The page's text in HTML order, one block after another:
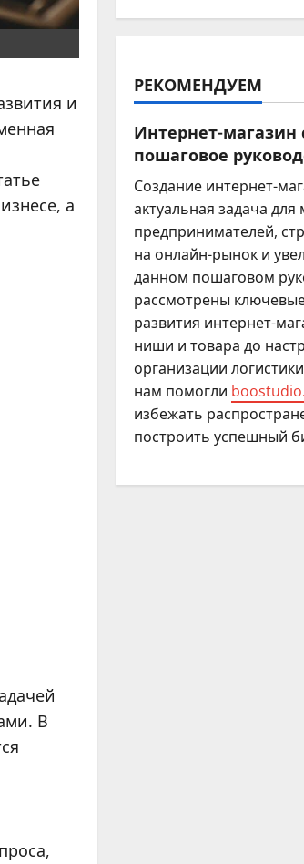
и
а
В
РЕКОМЕНДУЕМ
Интернет-магазин
пошаговое
Создание интернет-
актуальная задача для
предпринимателей,
на онлайн-рынок и
данном пошаговом
рассмотрены
развития интернет-
ниши и товара до
организации
нам помогли
избежать
построить успешный